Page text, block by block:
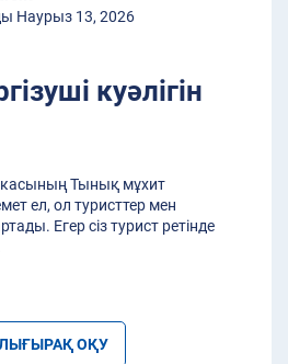
Наурыз 13, 2026
куәлігін
Тынық мұхит
ел, ол туристтер мен
Егер сіз турист ретінде
ОҚУ